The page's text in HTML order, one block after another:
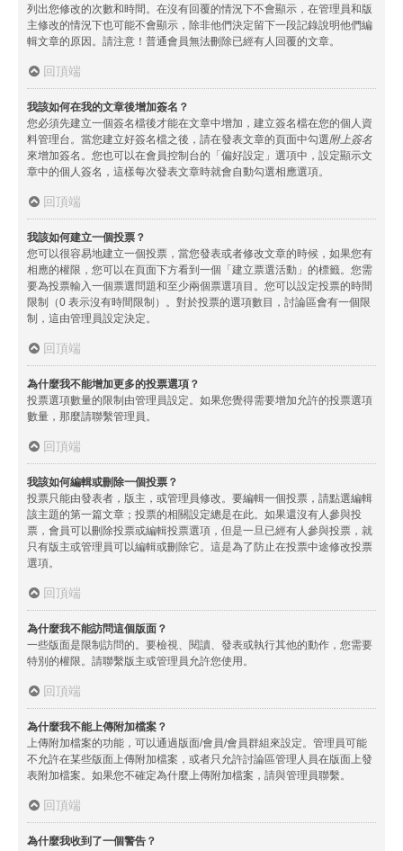
列出您修改的次數和時間。在沒有回覆的情況下不會顯示，在管理員和版
主修改的情況下也可能不會顯示，除非他們決定留下一段記錄說明他們編
輯文章的原因。請注意！普通會員無法刪除已經有人回覆的文章。
回頂端
我該如何在我的文章後增加簽名？
您必須先建立一個簽名檔後才能在文章中增加，建立簽名檔在您的個人資
料管理台。當您建立好簽名檔之後，請在發表文章的頁面中勾選附上簽名
來增加簽名。您也可以在會員控制台的「偏好設定」選項中，設定顯示文
章中的個人簽名，這樣每次發表文章時就會自動勾選相應選項。
回頂端
我該如何建立一個投票？
您可以很容易地建立一個投票，當您發表或者修改文章的時候，如果您有
相應的權限，您可以在頁面下方看到一個「建立票選活動」的標籤。您需
要為投票輸入一個票選問題和至少兩個票選項目。您可以設定投票的時間
限制（0 表示沒有時間限制）。對於投票的選項數目，討論區會有一個限
制，這由管理員設定決定。
回頂端
為什麼我不能增加更多的投票選項？
投票選項數量的限制由管理員設定。如果您覺得需要增加允許的投票選項
數量，那麼請聯繫管理員。
回頂端
我該如何編輯或刪除一個投票？
投票只能由發表者，版主，或管理員修改。要編輯一個投票，請點選編輯
該主題的第一篇文章；投票的相關設定總是在此。如果還沒有人參與投
票，會員可以刪除投票或編輯投票選項，但是一旦已經有人參與投票，就
只有版主或管理員可以編輯或刪除它。這是為了防止在投票中途修改投票
選項。
回頂端
為什麼我不能訪問這個版面？
一些版面是限制訪問的。要檢視、閱讀、發表或執行其他的動作，您需要
特別的權限。請聯繫版主或管理員允許您使用。
回頂端
為什麼我不能上傳附加檔案？
上傳附加檔案的功能，可以通過版面/會員/會員群組來設定。管理員可能
不允許在某些版面上傳附加檔案，或者只允許討論區管理人員在版面上發
表附加檔案。如果您不確定為什麼上傳附加檔案，請與管理員聯繫。
回頂端
為什麼我收到了一個警告？